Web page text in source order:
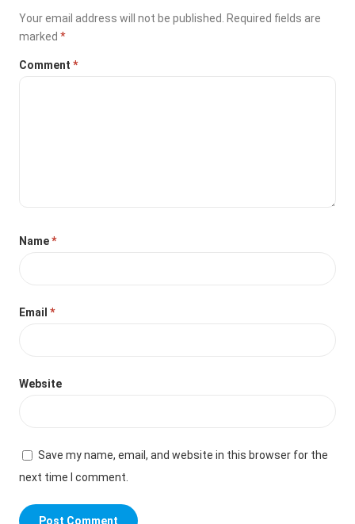
Your email address will not be published.
Required fields are
marked*
Comment*
Name*
Email*
Website
Save my name, email, and website in this browser for the
next time I comment.